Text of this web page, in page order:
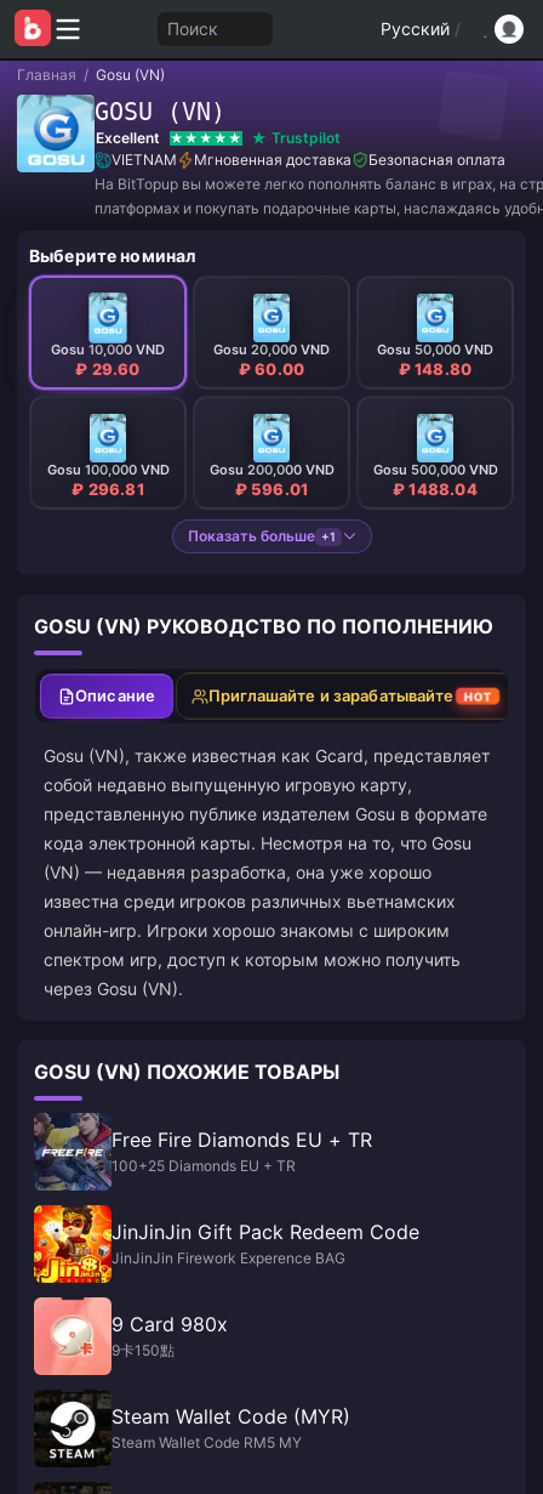
Поиск Русский /
Главная / Gosu (VN)
GOSU (VN)
Excellent
Trustpilot
VIETNAM
Мгновенная доставка
Безопасная оплата
На BitTopup вы можете легко пополнять баланс в играх, на
платформах и покупать подарочные карты, наслаждаясь
Выберите номинал
Gosu 10,000 VND
₽ 29.60
Gosu 20,000 VND
₽ 60.00
Gosu 50,000 VND
₽ 148.80
Gosu 100,000 VND
₽ 296.81
Gosu 200,000 VND
₽ 596.01
Gosu 500,000 VND
₽ 1488.04
Показать больше +1
GOSU (VN) РУКОВОДСТВО ПО ПОПОЛНЕНИЮ
Описание Приглашайте и зарабатывайте HOT
Gosu (VN), также известная как Gcard, представляет
собой недавно выпущенную игровую карту,
представленную публике издателем Gosu в формате
кода электронной карты. Несмотря на то, что Gosu
(VN) — недавняя разработка, она уже хорошо
известна среди игроков различных вьетнамских
онлайн-игр. Игроки хорошо знакомы с широким
спектром игр, доступ к которым можно получить
через Gosu (VN).
GOSU (VN) ПОХОЖИЕ ТОВАРЫ
Free Fire Diamonds EU + TR
100+25 Diamonds EU + TR
JinJinJin Gift Pack Redeem Code
JinJinJin Firework Experence BAG
9 Card 980x
9卡150點
Steam Wallet Code (MYR)
Steam Wallet Code RM5 MY